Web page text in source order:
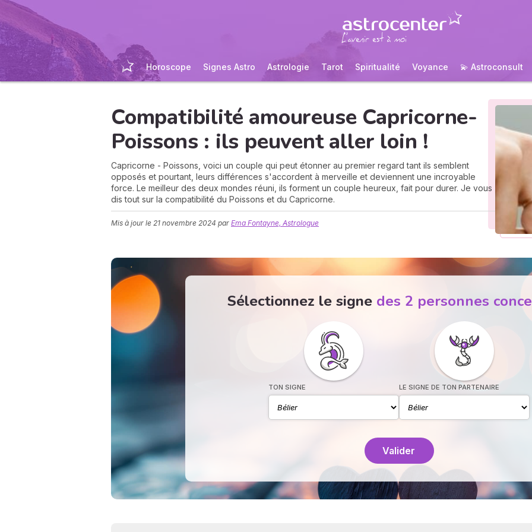
Horoscope Signes Astro Astrologie Tarot Spiritualité Voyance 💫 Astroconsult
Compatibilité amoureuse Capricorne-
Poissons : ils peuvent aller loin !
Capricorne - Poissons, voici un couple qui peut étonner au premier regard tant ils semblent
opposés et pourtant, leurs différences s'accordent à merveille et deviennent une incroyable
force. Le meilleur des deux mondes réuni, ils forment un couple heureux, fait pour durer. Je vous
dis tout sur la compatibilité du Poissons et du Capricorne.
Mis à jour le 21 novembre 2024 par Ema Fontayne, Astrologue
Sélectionnez le signe des 2 personnes
TON SIGNE LE SIGNE DE TON PARTENAIRE
Valider